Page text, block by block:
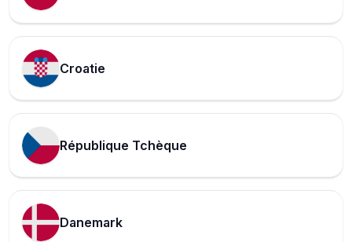
Croatie
République Tchèque
Danemark